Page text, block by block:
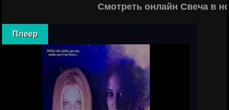
Смотреть онлайн Свеча в
Плеер